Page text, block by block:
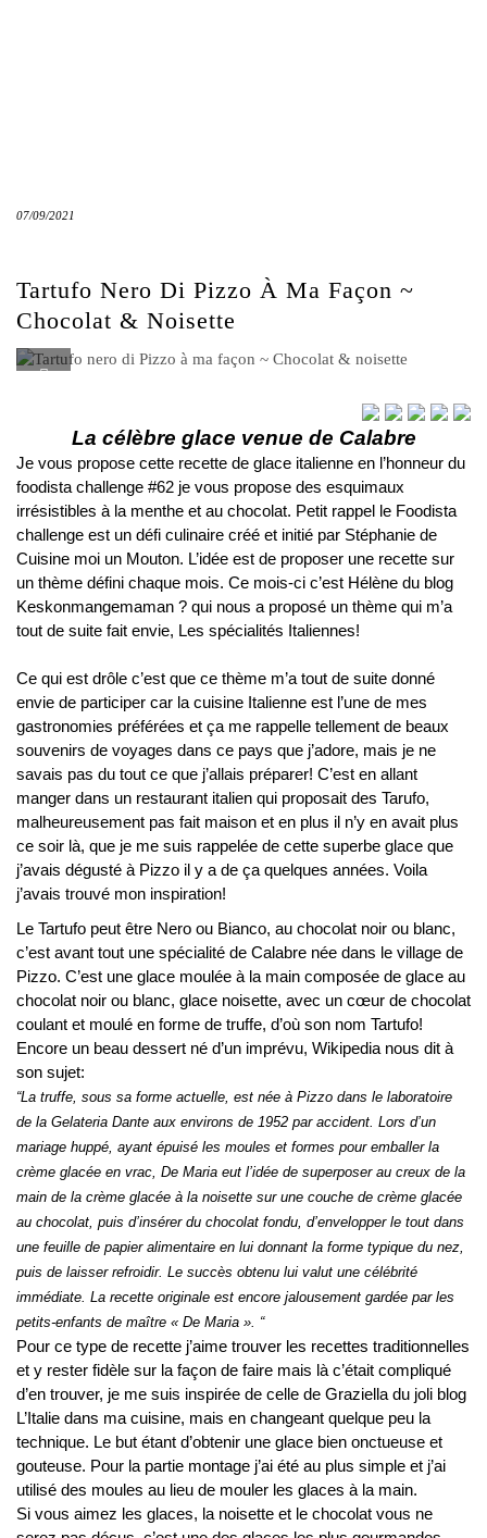
07/09/2021
Tartufo Nero Di Pizzo À Ma Façon ~
Chocolat & Noisette
La célèbre glace venue de Calabre
Je vous propose cette recette de glace italienne en l’honneur du
foodista challenge #62 je vous propose des esquimaux
irrésistibles à la menthe et au chocolat. Petit rappel le Foodista
challenge est un défi culinaire créé et initié par Stéphanie de
Cuisine moi un Mouton. L’idée est de proposer une recette sur
un thème défini chaque mois. Ce mois-ci c’est Hélène du blog
Keskonmangemaman ? qui nous a proposé un thème qui m’a
tout de suite fait envie, Les spécialités Italiennes!
Ce qui est drôle c’est que ce thème m’a tout de suite donné
envie de participer car la cuisine Italienne est l’une de mes
gastronomies préférées et ça me rappelle tellement de beaux
souvenirs de voyages dans ce pays que j’adore, mais je ne
savais pas du tout ce que j’allais préparer! C’est en allant
manger dans un restaurant italien qui proposait des Tarufo,
malheureusement pas fait maison et en plus il n’y en avait plus
ce soir là, que je me suis rappelée de cette superbe glace que
j’avais dégusté à Pizzo il y a de ça quelques années. Voila
j’avais trouvé mon inspiration!
Le Tartufo peut être Nero ou Bianco, au chocolat noir ou blanc,
c’est avant tout une spécialité de Calabre née dans le village de
Pizzo. C’est une glace moulée à la main composée de glace au
chocolat noir ou blanc, glace noisette, avec un cœur de chocolat
coulant et moulé en forme de truffe, d’où son nom Tartufo!
Encore un beau dessert né d’un imprévu, Wikipedia nous dit à
son sujet:
“La truffe, sous sa forme actuelle, est née à Pizzo dans le laboratoire
de la Gelateria Dante aux environs de 1952 par accident. Lors d’un
mariage huppé, ayant épuisé les moules et formes pour emballer la
crème glacée en vrac, De Maria eut l’idée de superposer au creux de la
main de la crème glacée à la noisette sur une couche de crème glacée
au chocolat, puis d’insérer du chocolat fondu, d’envelopper le tout dans
une feuille de papier alimentaire en lui donnant la forme typique du nez,
puis de laisser refroidir. Le succès obtenu lui valut une célébrité
immédiate. La recette originale est encore jalousement gardée par les
petits-enfants de maître « De Maria ». “
Pour ce type de recette j’aime trouver les recettes traditionnelles
et y rester fidèle sur la façon de faire mais là c’était compliqué
d’en trouver, je me suis inspirée de celle de Graziella du joli blog
L’Italie dans ma cuisine, mais en changeant quelque peu la
technique. Le but étant d’obtenir une glace bien onctueuse et
gouteuse. Pour la partie montage j’ai été au plus simple et j’ai
utilisé des moules au lieu de mouler les glaces à la main.
Si vous aimez les glaces, la noisette et le chocolat vous ne